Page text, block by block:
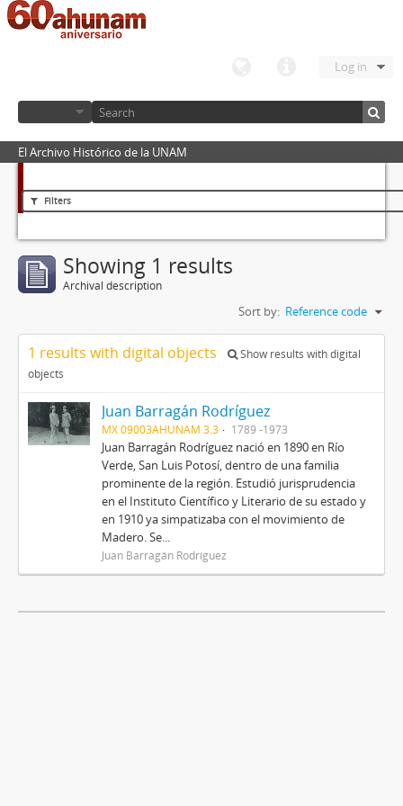
Log in
El Archivo Histórico de la UNAM
Filters
Showing 1 results
Archival description
Sort by: Reference code
1 results with digital objects
Show results with digital
objects
Juan Barragán Rodríguez
MX 09003AHUNAM 3.3 1789 -1973
Juan Barragán Rodríguez nació en 1890 en Río
Verde, San Luis Potosí, dentro de una familia
prominente de la región. Estudió jurisprudencia
en el Instituto Científico y Literario de su estado y
en 1910 ya simpatizaba con el movimiento de
Madero. Se...
Juan Barragán Rodríguez